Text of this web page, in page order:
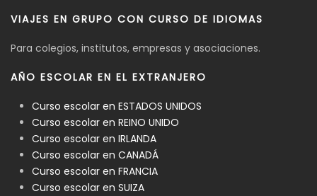
VIAJES EN GRUPO CON CURSO DE IDIOMAS
Para colegios, institutos, empresas y asociaciones.
AÑO ESCOLAR EN EL EXTRANJERO
Curso escolar en ESTADOS UNIDOS
Curso escolar en REINO UNIDO
Curso escolar en IRLANDA
Curso escolar en CANADÁ
Curso escolar en FRANCIA
Curso escolar en SUIZA